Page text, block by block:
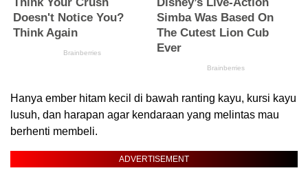
Hanya ember hitam kecil di bawah ranting kayu, kursi kayu
lusuh, dan harapan agar kendaraan yang melintas mau
berhenti membeli.
ADVERTISEMENT